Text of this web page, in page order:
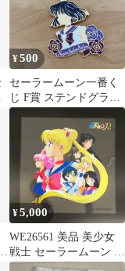
¥500
セーラームーン一番く
じ F賞 ステンドグラス
風メタルチャーム サタ
¥5,000
WE26561 美品 美少女
戦士 セーラームーン R
セル画 31×31cm LD特